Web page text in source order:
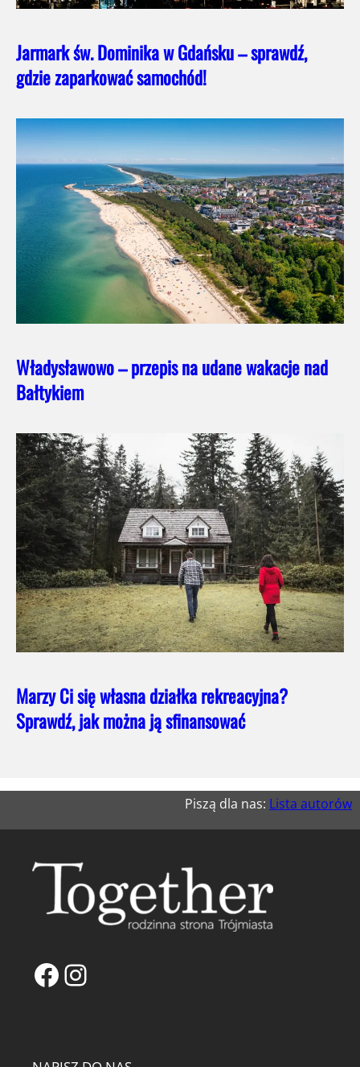
Jarmark św. Dominika w Gdańsku – sprawdź,
gdzie zaparkować samochód!
Władysławowo – przepis na udane wakacje nad
Bałtykiem
Marzy Ci się własna działka rekreacyjna?
Sprawdź, jak można ją sfinansować
Piszą dla nas: Lista autorów
Facebook
Instagram